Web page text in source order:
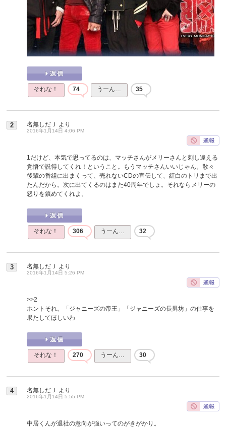
それな！ 74 うーん… 35
2 名無しだＪ より
2016年1月14日 4:06 PM
1だけど、本気で思ってるのは、マッチさんがメリーさんと刺し違える
覚悟で説得してくれ！ということ。もうマッチさんいいじゃん。散々
後輩の番組に出まくって、売れないCDの宣伝して、紅白のトリまで出
たんだから。次に出てくるのはまた40周年でしょ。それならメリーの
怒りを鎮めてくれよ。
それな！ 306 うーん… 32
3 名無しだＪ より
2016年1月14日 5:26 PM
>>2
ホントそれ。「ジャニーズの帝王」「ジャニーズの長男坊」の仕事を
果たしてほしいわ
それな！ 270 うーん… 30
4 名無しだＪ より
2016年1月14日 5:55 PM
中居くんが退社の意向が強いってのがきがかり。